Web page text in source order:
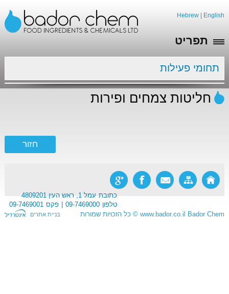
Hebrew English
תפריט
תחומי פעילות
חליטות צמחים ופירות
כתובת עמל 1, ראש העין 4809201
טלפון 09-7469000 פקס 09-7469001
Bador Chem
www.bador.co.il
© כל הזכויות שמורות בניית אתרים